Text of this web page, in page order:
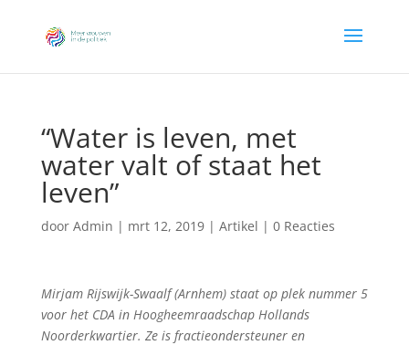
“Water is leven, met
water valt of staat het
leven”
door Admin | mrt 12, 2019| Artikel | 0 Reacties
Mirjam Rijswijk-Swaalf (Arnhem) staat op plek nummer 5
voor het CDA in Hoogheemraadschap Hollands
Noorderkwartier. Ze is fractieondersteuner en